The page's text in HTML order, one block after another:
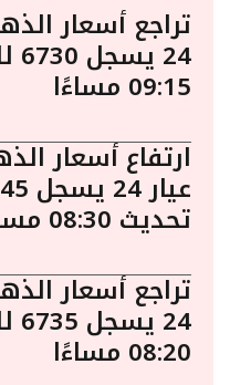
تراجع أسعار
09:15 مساءًا
ارتفاع أسعار
تحديث 08:30 مساءًا
تراجع أسعار
08:20 مساءًا